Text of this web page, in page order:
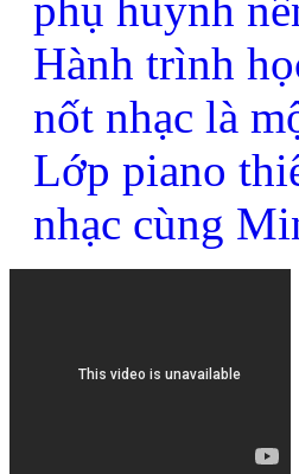
Hành trình
nốt nhạc là
Lớp piano
nhạc cùng